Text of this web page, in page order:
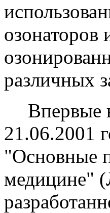
озонаторов
различных
Впервые
21.06.2001
"Основные
медицине"